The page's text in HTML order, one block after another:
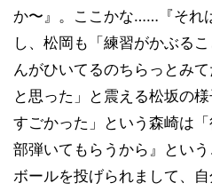
か〜』。ここかな……『それ
し、松岡も「練習がかぶる
んがひいてるのちらっとみ
と思った」と震える松坂の
すごかった」という森崎は
部弾いてもらうから』とい
ボールを投げられまして、